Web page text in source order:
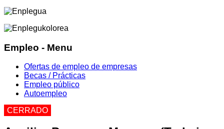
Empleo - Menu
Ofertas de empleo de empresas
Becas / Prácticas
Empleo público
Autoempleo
CERRADO